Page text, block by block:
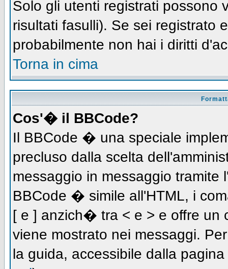
Solo gli utenti registrati possono
risultati fasulli). Se sei registrato
probabilmente non hai i diritti
Torna in cima
Cos'� il BBCode?
Il BBCode � una speciale
precluso dalla scelta
messaggio in messaggio tramite
BBCode � simile all'HTML, i
[ e ] anzich� tra < e > e offre un
viene mostrato nei messaggi.
la guida, accessibile dalla